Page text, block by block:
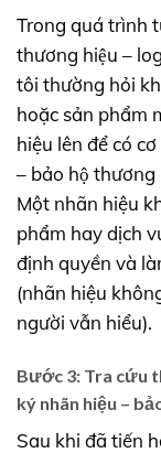
Trong quá trình
thương hiệu –
tôi thường hỏi
hoặc sản phẩm
hiệu lên để có
– bảo hộ thương
Một nhãn hiệu
phẩm hay dịch
định quyền và
(nhãn hiệu
người vẫn hiểu).
Bước 3: Tra cứu
ký nhãn hiệu –
Sau khi đã tiến